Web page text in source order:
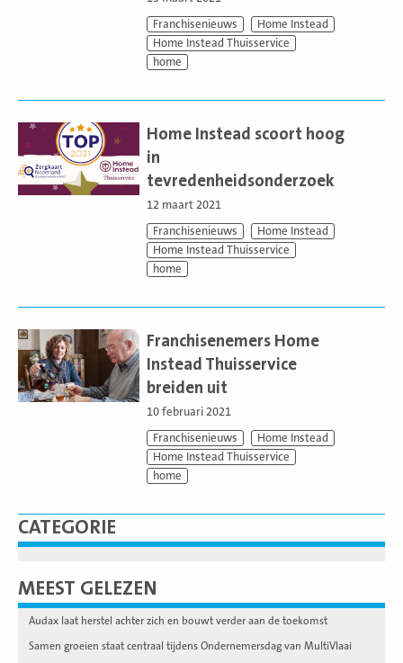
CATEGORIE
MEEST GELEZEN
Audax laat herstel achter zich en bouwt verder aan de toekomst
Samen groeien staat centraal tijdens Ondernemersdag van MultiVlaai
Franchisenieuws
Home Instead
Home Instead Thuisservice
home
meer
Home Instead scoort hoog
in
tevredenheidsonderzoek
12 maart 2021
Franchisenieuws
Home Instead
Home Instead Thuisservice
home
meer
Franchisenemers Home
Instead Thuisservice
breiden uit
10 februari 2021
Franchisenieuws
Home Instead
Home Instead Thuisservice
home